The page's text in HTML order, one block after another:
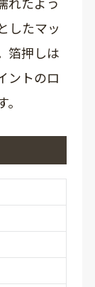
したマッ
箔押しは
ントのロ